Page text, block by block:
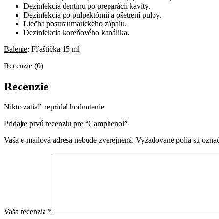
Dezinfekcia dentínu po preparácii kavity.
Dezinfekcia po pulpektómii a ošetrení pulpy.
Liečba posttraumatickeho zápalu.
Dezinfekcia koreňového kanálika.
Balenie: Fľaštička 15 ml
Recenzie (0)
Recenzie
Nikto zatiaľ nepridal hodnotenie.
Pridajte prvú recenziu pre “Camphenol”
Vaša e-mailová adresa nebude zverejnená. Vyžadované polia sú
Vaša recenzia *